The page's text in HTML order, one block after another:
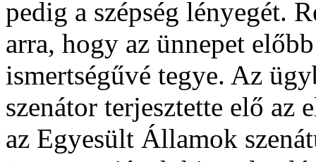
pedig a szépség lényegét.
arra, hogy az ünnepet
ismertségűvé tegye. Az
szenátor terjesztette elő az
az Egyesült Államok